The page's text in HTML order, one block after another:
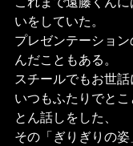
いをしていた。
プレゼンテーショ
んだこともある。
スチールでもお世話
いつもふたりでと
とん話しをした、
その「ぎりぎりの